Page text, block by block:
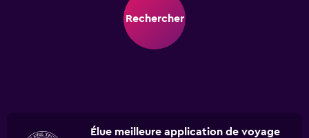
Rechercher
Élue meilleure application de voyage